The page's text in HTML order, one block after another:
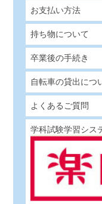
お支払い方法
持ち物について
卒業後の手続き
自転車の貸出につ
よくあるご質問
学科試験学習シス